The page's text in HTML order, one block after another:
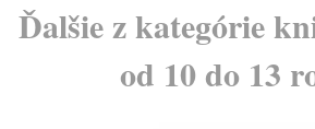
Ďalšie z kategórie
od 10 do 13